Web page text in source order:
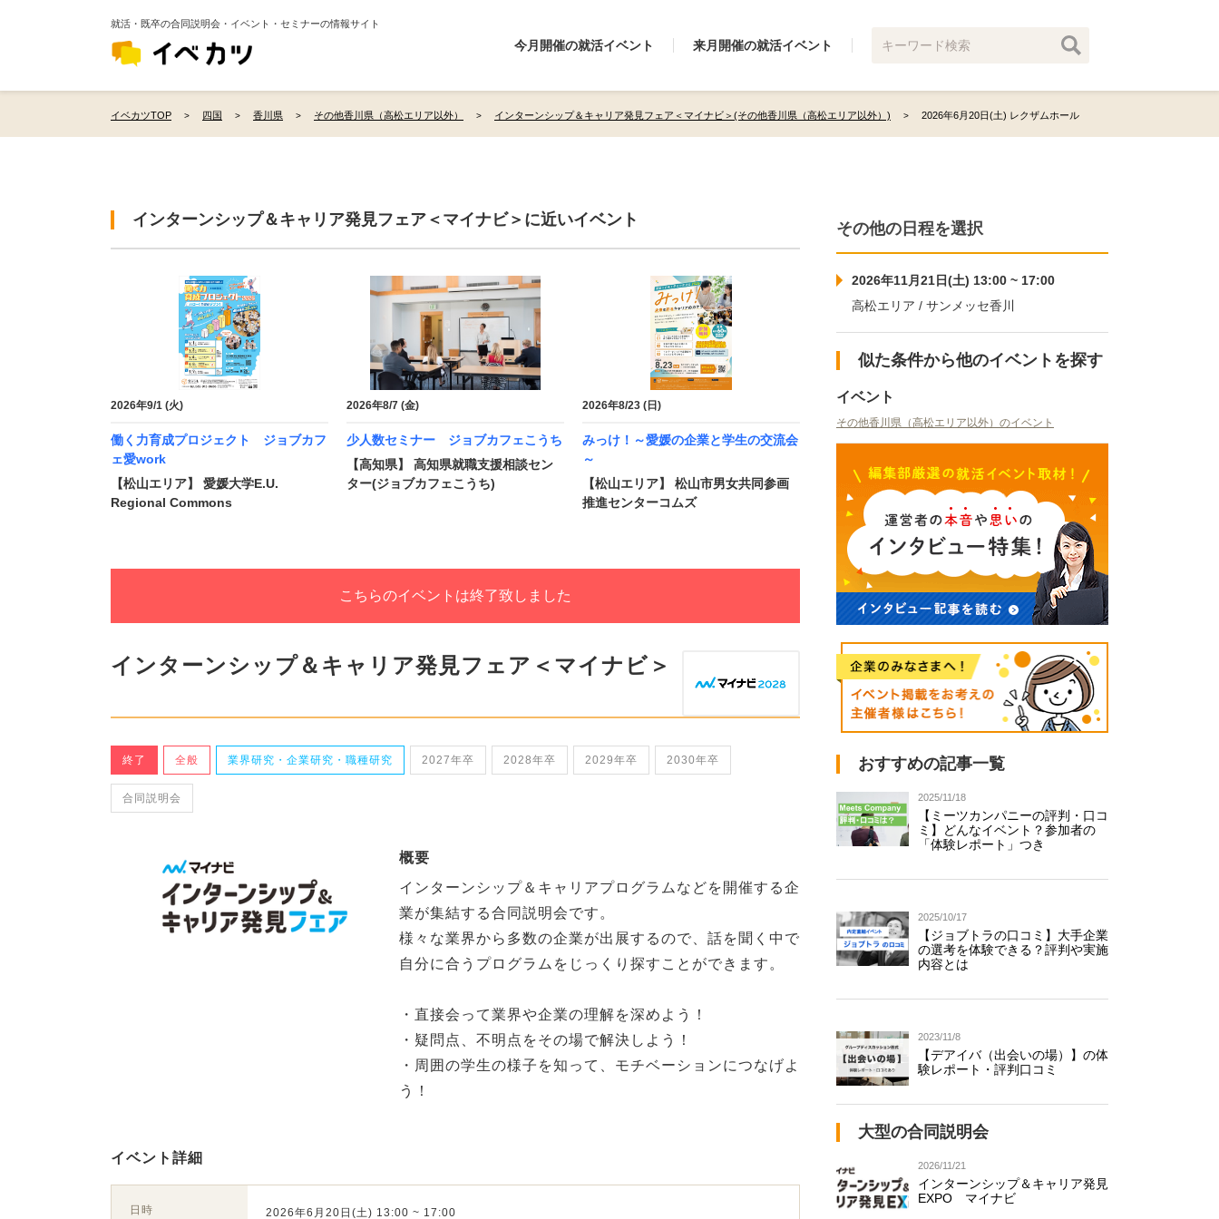
就活・既卒の合同説明会・イベント・セミナーの情報サイト
今月開催の就活イベント 来月開催の就活イベント
イベカツTOP 四国 香川県 その他香川県（高松エリア以外） インターンシップ＆キャリア発見フェア＜マイナビ＞(その他香川県（高松エリア以外）) 2026年6月20日(土) レクザムホール
インターンシップ＆キャリア発見フェア＜マイナビ＞に近いイベント
2026年9/1 (火)
働く力育成プロジェクト ジョブカフ
ェ愛work
【松山エリア】 愛媛大学E.U.
Regional Commons
2026年8/7 (金)
少人数セミナー ジョブカフェこうち
【高知県】 高知県就職支援相談セン
ター(ジョブカフェこうち)
2026年8/23 (日)
みっけ！～愛媛の企業と学生の交流会
～
【松山エリア】 松山市男女共同参画
推進センターコムズ
こちらのイベントは終了致しました
インターンシップ＆キャリア発見フェア＜マイナビ＞
終了 全般 業界研究・企業研究・職種研究 2027年卒 2028年卒 2029年卒 2030年卒
合同説明会
概要
インターンシップ＆キャリアプログラムなどを開催する企
業が集結する合同説明会です。
様々な業界から多数の企業が出展するので、話を聞く中で
自分に合うプログラムをじっくり探すことができます。
・直接会って業界や企業の理解を深めよう！
・疑問点、不明点をその場で解決しよう！
・周囲の学生の様子を知って、モチベーションにつなげよ
う！
イベント詳細
日時 2026年6月20日(土) 13:00 ~ 17:00
その他の日程を選択
2026年11月21日(土) 13:00 ~ 17:00
高松エリア / サンメッセ香川
似た条件から他のイベントを探す
イベント
その他香川県（高松エリア以外）のイベント
おすすめの記事一覧
2025/11/18
【ミーツカンパニーの評判・口コ
ミ】どんなイベント？参加者の
「体験レポート」つき
2025/10/17
【ジョブトラの口コミ】大手企業
の選考を体験できる？評判や実施
内容とは
2023/11/8
【デアイバ（出会いの場）】の体
験レポート・評判口コミ
大型の合同説明会
2026/11/21
インターンシップ＆キャリア発見
EXPO マイナビ